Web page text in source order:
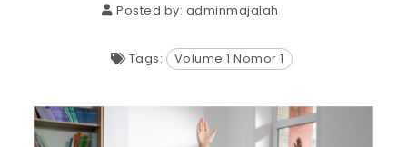
Posted by: adminmajalah
Tags: Volume 1 Nomor 1